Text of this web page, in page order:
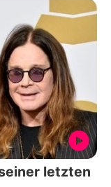
letzten